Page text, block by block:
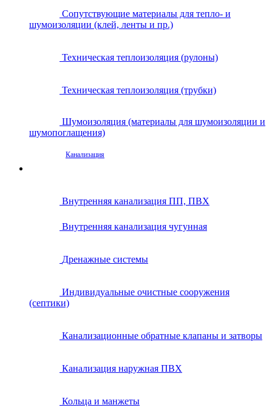
Сопутствующие материалы для тепло- и
шумоизоляции (клей, ленты и пр.)
Техническая теплоизоляция (рулоны)
Техническая теплоизоляция (трубки)
Шумоизоляция (материалы для шумоизоляции и
шумопоглащения)
Канализация
Внутренняя канализация ПП, ПВХ
Внутренняя канализация чугунная
Дренажные системы
Индивидуальные очистные сооружения
(септики)
Канализационные обратные клапаны и затворы
Канализация наружная ПВХ
Кольца и манжеты